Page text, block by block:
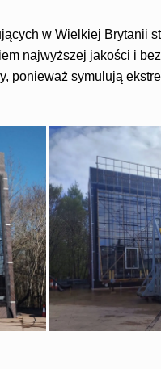
w Wielkiej Brytanii
najwyższej jakości i
ponieważ symulują